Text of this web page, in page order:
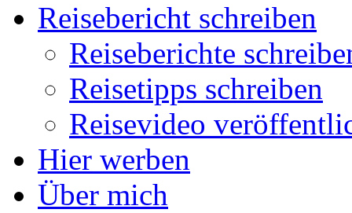
Reisebericht schreiben
Reiseberichte
Reisetipps schreiben
Reisevideo
Hier werben
Über mich